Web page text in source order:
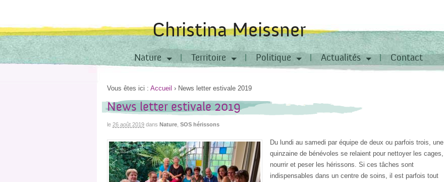
Christina Meissner
Nature Territoire Politique Actualités Contact
Vous êtes ici : Accueil › News letter estivale 2019
News letter estivale 2019
le 26 août 2019 dans Nature SOS hérissons
Du lundi au samedi par équipe de deux ou parfois trois, une
quinzaine de bénévoles se relaient pour nettoyer les cages,
nourrir et peser les hérissons. Si ces tâches sont
indispensables dans un centre de soins, il est parfois tout